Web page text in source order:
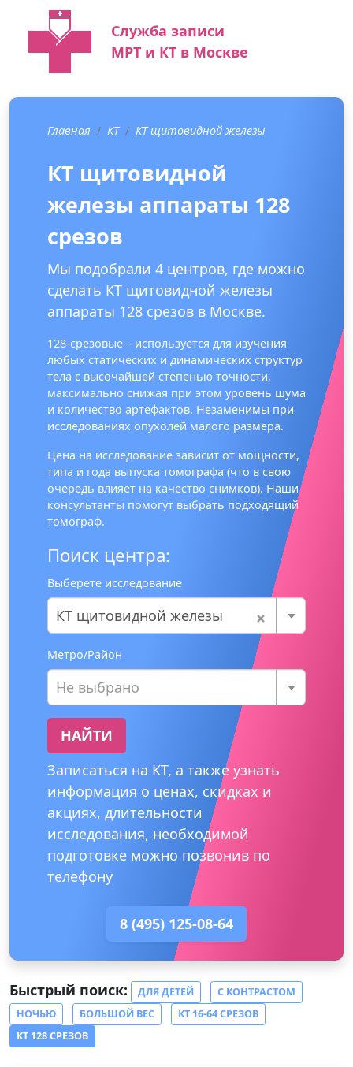
Служба записи
МРТ и КТ в Москве
Главная КТ КТ щитовидной железы
КТ щитовидной
железы аппараты 128
срезов
Мы подобрали 4 центров, где можно
сделать КТ щитовидной железы
аппараты 128 срезов в Москве.
128-срезовые – используется для изучения
любых статических и динамических структур
тела с высочайшей степенью точности,
максимально снижая при этом уровень шума
и количество артефактов. Незаменимы при
исследованиях опухолей малого размера.
Цена на исследование зависит от мощности,
типа и года выпуска томографа (что в свою
очередь влияет на качество снимков). Наши
консультанты помогут выбрать подходящий
томограф.
Поиск центра:
Выберете исследование
×
КТ щитовидной железы
Метро/Район
Не выбрано
НАЙТИ
Записаться на КТ, а также узнать
информация о ценах, скидках и
акциях, длительности
исследования, необходимой
подготовке можно позвонив по
телефону
8 (495) 125-08-64
Быстрый поиск: ДЛЯ ДЕТЕЙ
С КОНТРАСТОМ
НОЧЬЮ
БОЛЬШОЙ ВЕС
КТ 16-64 СРЕЗОВ
КТ 128 СРЕЗОВ